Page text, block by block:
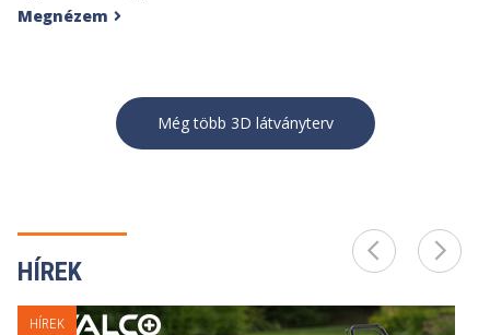
Megnézem 
Még több 3D látványterv
HÍREK
HÍREK